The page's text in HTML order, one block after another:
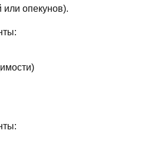
или опекунов).